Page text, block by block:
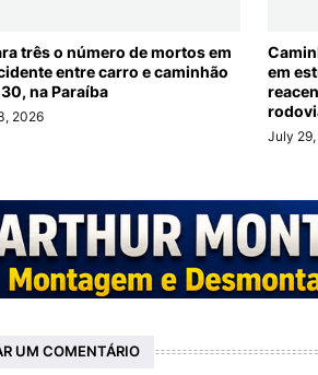
três o número de mortos em
entre carro e caminhão
na Paraíba
2026
em
July
UM COMENTÁRIO